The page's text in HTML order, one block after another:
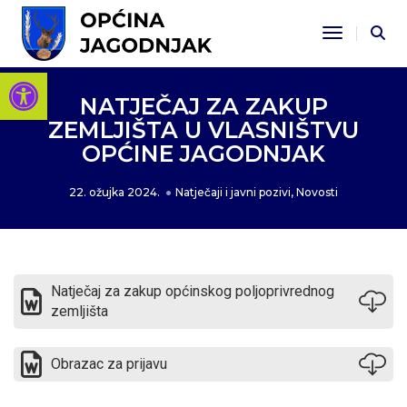
Open toolbar
Toggle
NATJEČAJ ZA ZAKUP
ZEMLJIŠTA U VLASNIŠTVU
OPĆINE JAGODNJAK
22. ožujka 2024. Natječaji i javni pozivi, Novosti
Natječaj za zakup općinskog poljoprivrednog
zemljišta
Obrazac za prijavu